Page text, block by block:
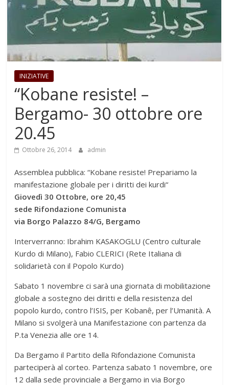
INIZIATIVE
“Kobane resiste! –
Bergamo- 30 ottobre ore
20.45
Ottobre 26, 2014 admin
Assemblea pubblica: “Kobane resiste! Prepariamo la
manifestazione globale per i diritti dei kurdi“
Giovedì 30 Ottobre, ore 20,45
sede Rifondazione Comunista
via Borgo Palazzo 84/G, Bergamo
Interverranno: Ibrahim KASAKOGLU (Centro culturale
Kurdo di Milano), Fabio CLERICI (Rete Italiana di
solidarietà con il Popolo Kurdo)
Sabato 1 novembre ci sarà una giornata di mobilitazione
globale a sostegno dei diritti e della resistenza del
popolo kurdo, contro l’ISIS, per Kobanê, per l’Umanità. A
Milano si svolgerà una Manifestazione con partenza da
P.ta Venezia alle ore 14.
Da Bergamo il Partito della Rifondazione Comunista
parteciperà al corteo. Partenza sabato 1 novembre, ore
12 dalla sede provinciale a Bergamo in via Borgo